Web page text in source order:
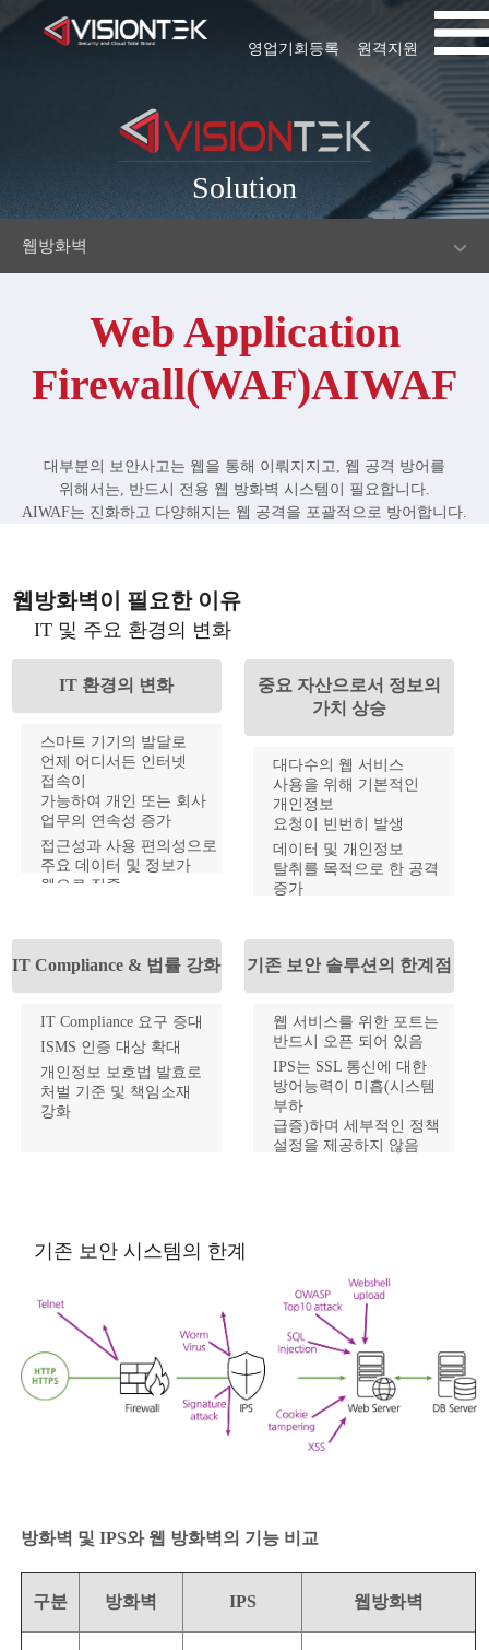
원격지원
영업기회등록
Solution
웹방화벽
Web Application
Firewall(WAF)AIWAF
대부분의 보안사고는 웹을 통해 이뤄지지고, 웹 공격 방어를
위해서는, 반드시 전용 웹 방화벽 시스템이 필요합니다.
AIWAF는 진화하고 다양해지는 웹 공격을 포괄적으로 방어합니다.
웹방화벽이 필요한 이유
IT 및 주요 환경의 변화
IT 환경의 변화
스마트 기기의 발달로
언제 어디서든 인터넷
접속이
가능하여 개인 또는 회사
업무의 연속성 증가
접근성과 사용 편의성으로
주요 데이터 및 정보가
웹으로 집중
중요 자산으로서 정보의
가치 상승
대다수의 웹 서비스
사용을 위해 기본적인
개인정보
요청이 빈번히 발생
데이터 및 개인정보
탈취를 목적으로 한 공격
증가
손실 초래
IT Compliance & 법률 강화
IT Compliance 요구 증대
ISMS 인증 대상 확대
개인정보 보호법 발효로
처벌 기준 및 책임소재
강화
기존 보안 솔루션의 한계점
웹 서비스를 위한 포트는
반드시 오픈 되어 있음
IPS는 SSL 통신에 대한
방어능력이 미흡(시스템
부하
급증)하며 세부적인 정책
설정을 제공하지 않음
기존 보안 시스템의 한계
방화벽 및 IPS와 웹 방화벽의 기능 비교
구분 방화벽 IPS 웹방화벽